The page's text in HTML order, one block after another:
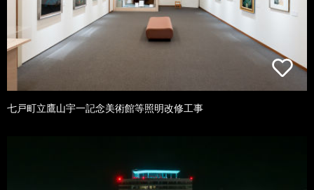
七戸町立鷹山宇一記念美術館等照明改修工事